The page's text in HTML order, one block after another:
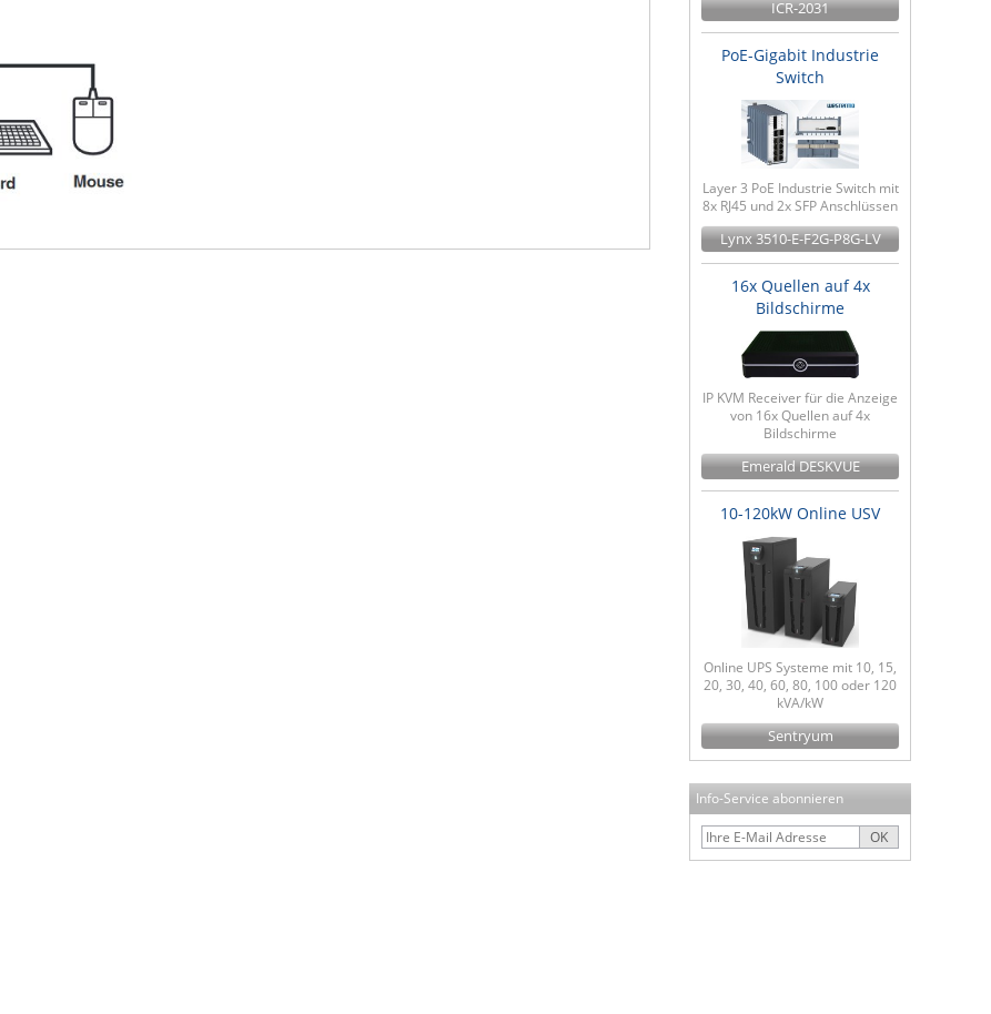
ICR-2031
PoE-Gigabit Industrie
Switch
Layer 3 PoE Industrie Switch mit
8x RJ45 und 2x SFP Anschlüssen
Lynx 3510-E-F2G-P8G-LV
16x Quellen auf 4x
Bildschirme
IP KVM Receiver für die Anzeige
von 16x Quellen auf 4x
Bildschirme
Emerald DESKVUE
10-120kW Online USV
Online UPS Systeme mit 10, 15,
20, 30, 40, 60, 80, 100 oder 120
kVA/kW
Sentryum
Info-Service abonnieren
OK